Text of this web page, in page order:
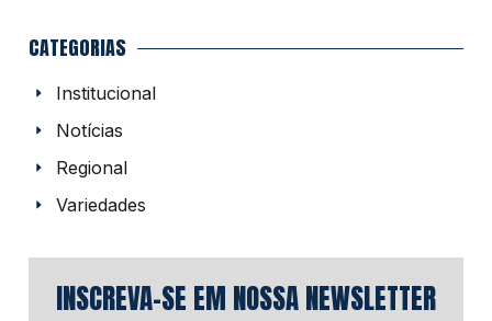
CATEGORIAS
Institucional
Notícias
Regional
Variedades
INSCREVA-SE EM NOSSA NEWSLETTER